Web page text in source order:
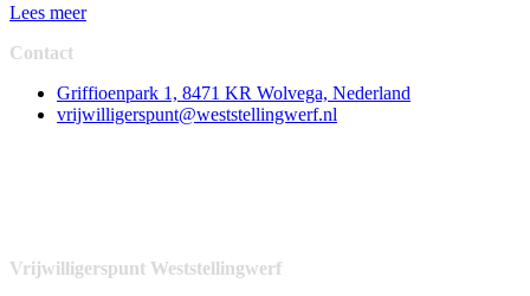
Lees meer
Contact
Griffioenpark 1, 8471 KR Wolvega, Nederland
vrijwilligerspunt@weststellingwerf.nl
Vrijwilligerspunt Weststellingwerf